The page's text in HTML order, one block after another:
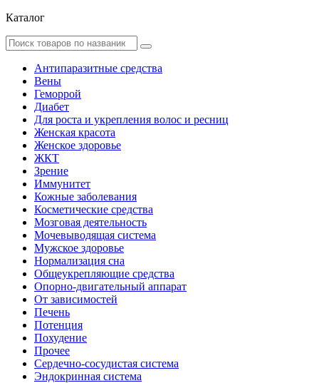
Каталог
Антипаразитные средства
Вены
Геморрой
Диабет
Для роста и укрепления волос и ресниц
Женская красота
Женское здоровье
ЖКТ
Зрение
Иммунитет
Кожные заболевания
Косметические средства
Мозговая деятельность
Мочевыводящая система
Мужское здоровье
Нормализация сна
Общеукрепляющие средства
Опорно-двигательный аппарат
От зависимостей
Печень
Потенция
Похудение
Прочее
Сердечно-сосудистая система
Эндокринная система